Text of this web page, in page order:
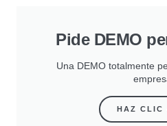
Pide DEMO
Una DEMO totalmente
HAZ CLIC